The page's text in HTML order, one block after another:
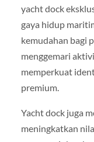
yacht dock
gaya hidup
kemudahan bagi
menggemari
memperkuat
premium.
Yacht dock juga
meningkatkan